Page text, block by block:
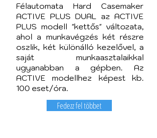
Félautomata Hard Casemaker
ACTIVE PLUS DUAL az ACTIVE
PLUS modell "kettős" változata,
ahol a munkavégzés két részre
oszlik, két különálló kezelővel, a
saját munkaasztalaikkal
ugyanabban a gépben. Az
ACTIVE modellhez képest kb.
100 eset/óra.
Fedezz fel többet